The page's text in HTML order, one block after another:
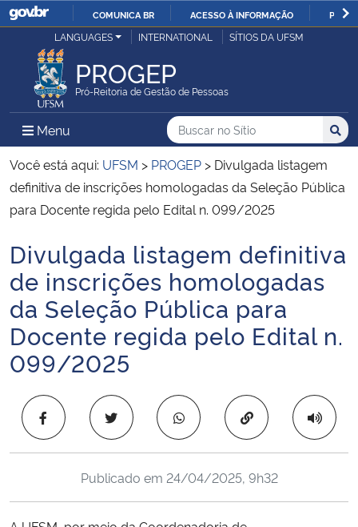
IR
COMUNICA BR ACESSO À INFORMAÇÃO
Ministério da Justiça e Segurança Pública
Ministério da Defesa
Ministério das Relações Exteriores
Ministério da Economia
Ministério da Infraestrutura
Ministério da Agricultura, Pecuária e Abastecimento
Ministério da Educação
Ministério da Cidadania
Ministério da Saúde
Ministério de Minas e Energia
Ministério da Ciência, Tecnologia, Inovações e Comunicações
LANGUAGES INTERNATIONAL SÍTIOS DA UFSM
PROGEP
Pró-Reitoria de Gestão de Pessoas
Menu Menu Principal do Sítio
Busca
Buscar no no Sítio
Busca:
Você está aqui: UFSM > PROGEP > Divulgada listagem
definitiva de inscrições homologadas da Seleção Pública
para Docente regida pelo Edital n. 099/2025
Início do conteúdo
Divulgada listagem definitiva
de inscrições homologadas
da Seleção Pública para
Docente regida pelo Edital n.
099/2025
Copiar para área
Publicado em 24/04/2025, 9h32